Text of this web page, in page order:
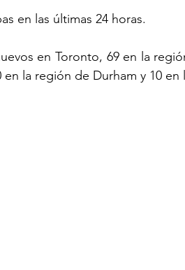
en las últimas 24 horas.
en Toronto, 69 en la
en la región de Durham y 10